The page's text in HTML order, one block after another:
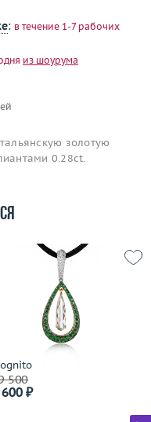
: в течение 1-7 рабочих
из шоурума
золотую
0.28ct.
500
₽